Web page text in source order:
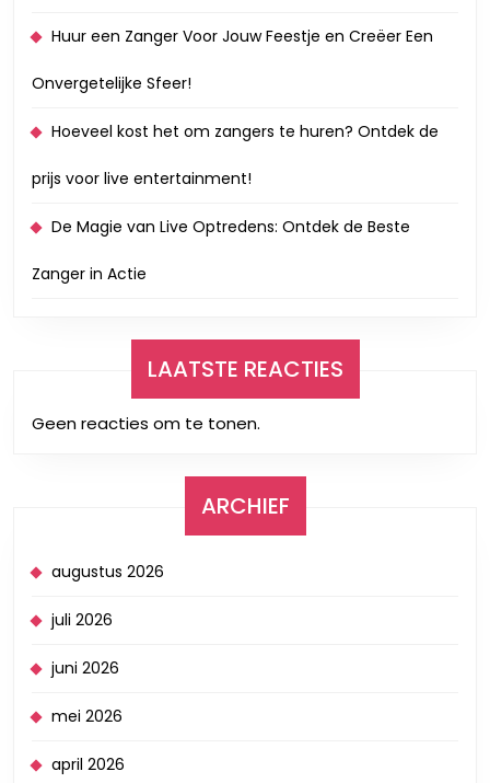
Huur een Zanger Voor Jouw Feestje en Creëer Een
Onvergetelijke Sfeer!
Hoeveel kost het om zangers te huren? Ontdek de
prijs voor live entertainment!
De Magie van Live Optredens: Ontdek de Beste
Zanger in Actie
LAATSTE REACTIES
Geen reacties om te tonen.
ARCHIEF
augustus 2026
juli 2026
juni 2026
mei 2026
april 2026